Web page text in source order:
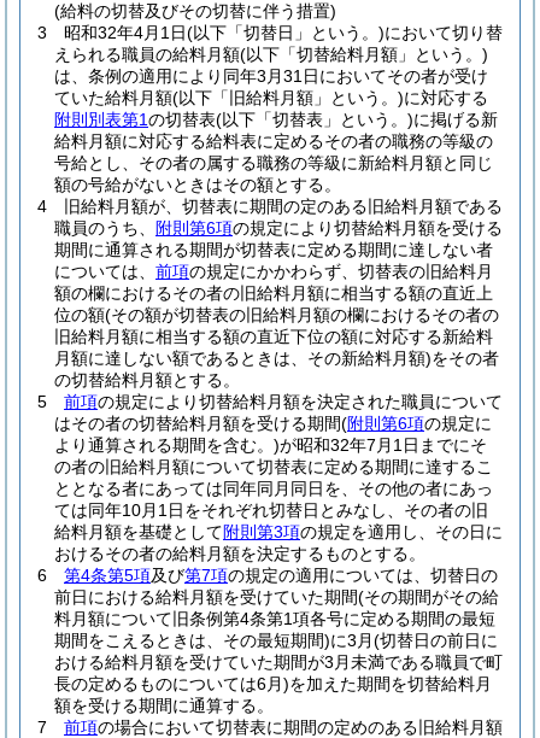
(給料の切替及びその切替に伴う措置)
3
昭和32年4月1日(以下「切替日」という。)において切り替
えられる職員の給料月額(以下「切替給料月額」という。)
は、条例の適用により同年3月31日においてその者が受け
ていた給料月額(以下「旧給料月額」という。)に対応する
附則別表第1の切替表(以下「切替表」という。)に掲げる新
給料月額に対応する給料表に定めるその者の職務の等級の
号給とし、その者の属する職務の等級に新給料月額と同じ
額の号給がないときはその額とする。
4
旧給料月額が、切替表に期間の定のある旧給料月額である
職員のうち、
附則第6項の規定により切替給料月額を受ける
期間に通算される期間が切替表に定める期間に達しない者
については、 前項の規定にかかわらず、切替表の旧給料月
額の欄におけるその者の旧給料月額に相当する額の直近上
位の額(その額が切替表の旧給料月額の欄におけるその者の
旧給料月額に相当する額の直近下位の額に対応する新給料
月額に達しない額であるときは、その新給料月額)をその者
の切替給料月額とする。
5
前項の規定により切替給料月額を決定された職員について
はその者の切替給料月額を受ける期間(附則第6項の規定に
より通算される期間を含む。)が昭和32年7月1日までにそ
の者の旧給料月額について切替表に定める期間に達するこ
ととなる者にあっては同年同月同日を、その他の者にあっ
ては同年10月1日をそれぞれ切替日とみなし、その者の旧
給料月額を基礎として附則第3項の規定を適用し、その日に
おけるその者の給料月額を決定するものとする。
6
第4条第5項及び第7項の規定の適用については、切替日の
前日における給料月額を受けていた期間(その期間がその給
料月額について旧条例第4条第1項各号に定める期間の最短
期間をこえるときは、その最短期間)に3月(切替日の前日に
おける給料月額を受けていた期間が3月未満である職員で町
長の定めるものについては6月)を加えた期間を切替給料月
額を受ける期間に通算する。
7
前項の場合において切替表に期間の定めのある旧給料月額